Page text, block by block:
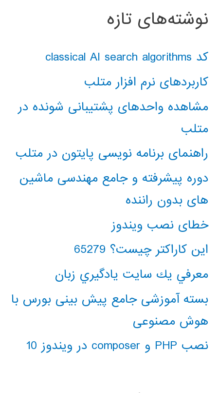
نوشته‌های تازه
کد classical AI search algorithms
کاربردهای نرم افزار متلب
مشاهده واحدهای پشتیبانی شونده در
متلب
راهنمای برنامه نویسی پایتون در متلب
دوره پیشرفته و جامع مهندسی ماشین
های بدون راننده
خطای نصب ویندوز
این کاراکتر چیست؟ 65279
معرفي يك سايت يادگيري زبان
بسته آموزشی جامع پیش بینی بورس با
هوش مصنوعی
نصب PHP و composer در ویندوز 10